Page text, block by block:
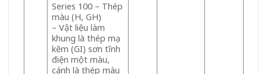
Series 100 – Thép
màu (H, GH)
– Vật liệu làm
khung là thép mạ
kẽm (GI) sơn tĩnh
điện một màu,
cánh là thép màu